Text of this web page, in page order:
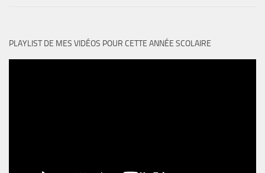
PLAYLIST DE MES VIDÉOS POUR CETTE ANNÉE SCOLAIRE